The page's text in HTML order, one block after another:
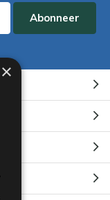
Abonneer
×